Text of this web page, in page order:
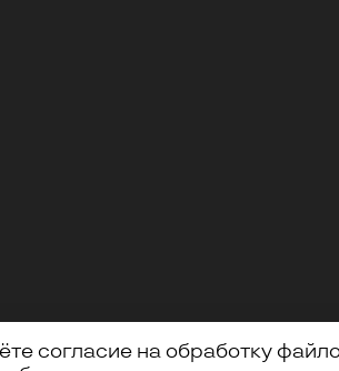
согласие на обработку